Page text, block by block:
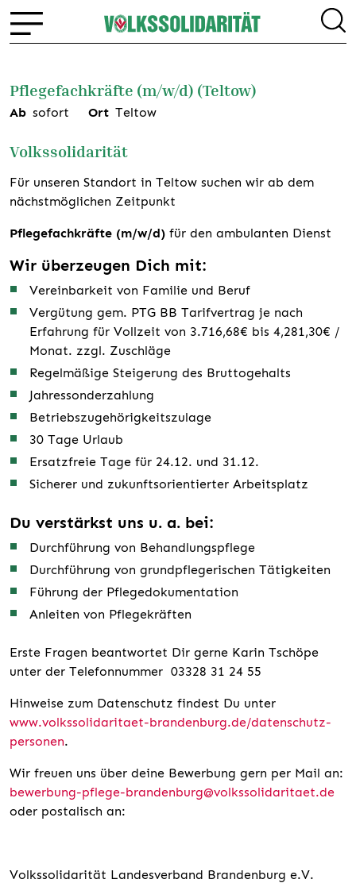
Pflegefachkräfte (m/w/d) (Teltow)
Ab sofort Ort Teltow
Volkssolidarität
Für unseren Standort in Teltow suchen wir ab dem
nächstmöglichen Zeitpunkt
Pflegefachkräfte (m/w/d) für den ambulanten Dienst
Wir überzeugen Dich mit:
Vereinbarkeit von Familie und Beruf
Vergütung gem. PTG BB Tarifvertrag je nach
Erfahrung für Vollzeit von 3.716,68€ bis 4,281,30€ /
Monat. zzgl. Zuschläge
Regelmäßige Steigerung des Bruttogehalts
Jahressonderzahlung
Betriebszugehörigkeitszulage
30 Tage Urlaub
Ersatzfreie Tage für 24.12. und 31.12.
Sicherer und zukunftsorientierter Arbeitsplatz
Du verstärkst uns u. a. bei:
Durchführung von Behandlungspflege
Durchführung von grundpflegerischen Tätigkeiten
Führung der Pflegedokumentation
Anleiten von Pflegekräften
Erste Fragen beantwortet Dir gerne Karin Tschöpe
unter der Telefonnummer 03328 31 24 55
Hinweise zum Datenschutz findest Du unter
www.volkssolidaritaet-brandenburg.de/datenschutz-
personen.
Wir freuen uns über deine Bewerbung gern per Mail an:
bewerbung-pflege-brandenburg@volkssolidaritaet.de
oder postalisch an:
Volkssolidarität Landesverband Brandenburg e.V.